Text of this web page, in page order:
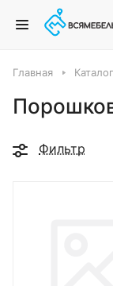
Главная Каталог
Фильтр